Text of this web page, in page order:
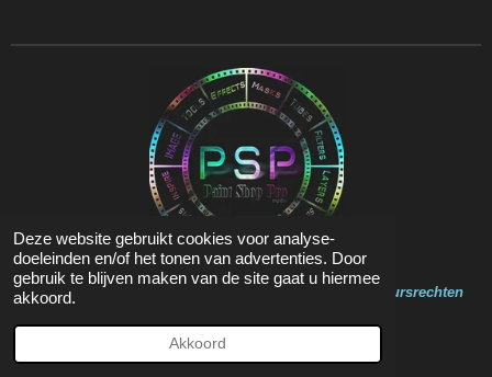
Deze website gebruikt cookies voor analyse-
doeleinden en/of het tonen van advertenties. Door
gebruik te blijven maken van de site gaat u hiermee
akkoord.
Akkoord
Op de inhoud van deze website zit Copyright en Auteursrechten